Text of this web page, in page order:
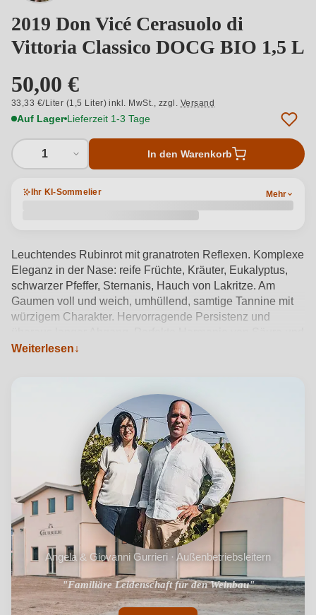
2019 Don Vicé Cerasuolo di
Vittoria Classico DOCG BIO 1,5 L
50,00 €
33,33 €/Liter (1,5 Liter) inkl. MwSt., zzgl. Versand
Auf Lager Lieferzeit 1-3 Tage
1 In den Warenkorb
Ihr KI-Sommelier Mehr
Leuchtendes Rubinrot mit granatroten Reflexen. Komplexe
Eleganz in der Nase: reife Früchte, Kräuter, Eukalyptus,
schwarzer Pfeffer, Sternanis, Hauch von Lakritze. Am
Gaumen voll und weich, umhüllend, samtige Tannine mit
würzigem Charakter. Hervorragende Persistenz und
Tanninen.Produktdetails anzeigen →
Weiterlesen
Angela & Giovanni Gurrieri · Außenbetriebsleitern
"Familiäre Leidenschaft für den Weinbau"
"Geringe Mengen pro Wein"